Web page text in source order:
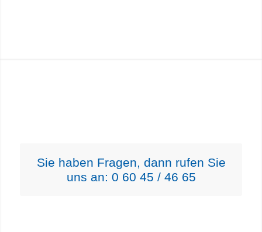
Sie haben Fragen, dann rufen Sie
uns an: 0 60 45 / 46 65